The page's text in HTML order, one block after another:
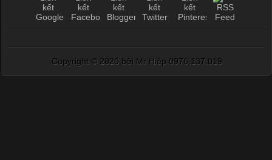
Copyright © 2026 bởi Mr Hiệp 0976.137.019